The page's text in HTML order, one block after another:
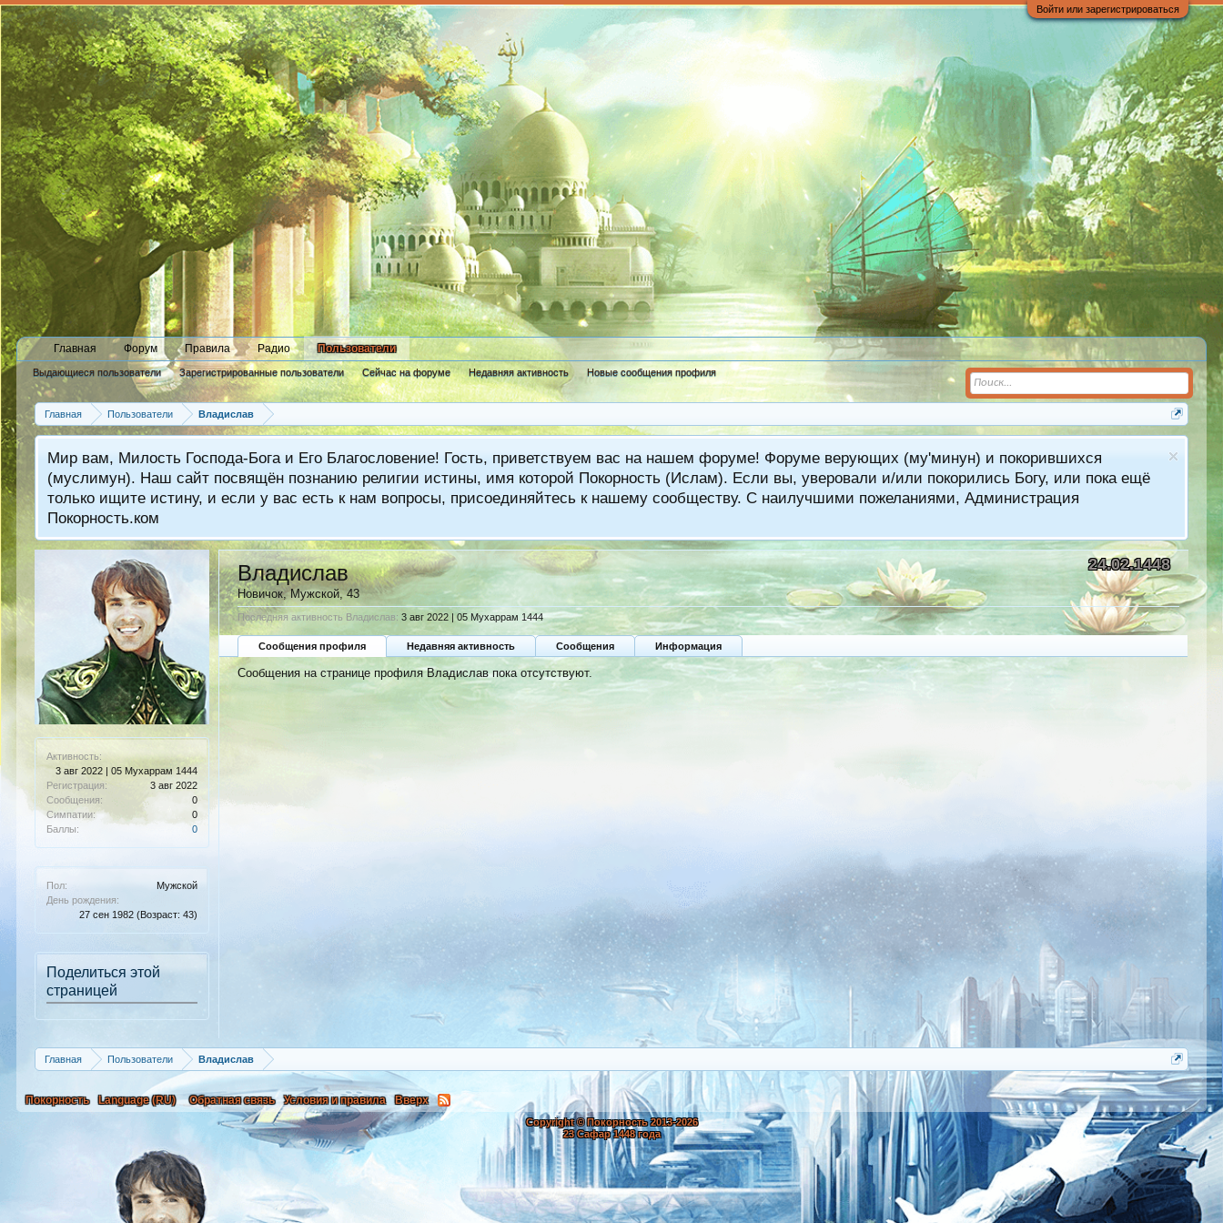
Войти или зарегистрироваться
Главная Форум Правила Радио Пользователи
Выдающиеся пользователи Зарегистрированные пользователи Сейчас на форуме Недавняя активность Новые сообщения профиля
Главная Пользователи Владислав
Мир вам, Милость Господа-Бога и Его Благословение! Гость, приветствуем вас на нашем форуме! Форуме верующих (му'минун) и покорившихся
(муслимун). Наш сайт посвящён познанию религии истины, имя которой Покорность (Ислам). Если вы, уверовали и/или покорились Богу, или пока ещё
только ищите истину, и если у вас есть к нам вопросы, присоединяйтесь к нашему сообществу. С наилучшими пожеланиями, Администрация
Покорность.ком
24.02.1448
Активность:
3 авг 2022 | 05 Мухаррам 1444
Регистрация:
3 авг 2022
Сообщения:
0
Симпатии:
0
Баллы:
0
Пол:
Мужской
День рождения:
27 сен 1982 (Возраст: 43)
Поделиться этой
страницей
Владислав
Новичок, Мужской, 43
Последняя активность Владислав: 3 авг 2022 | 05 Мухаррам 1444
Сообщения профиля Недавняя активность Сообщения Информация
Сообщения на странице профиля Владислав пока отсутствуют.
Главная Пользователи Владислав
Покорность Language (RU) Обратная связь Условия и правила Вверх
Copyright © Покорность 2013-2026
23 Сафар 1448 года